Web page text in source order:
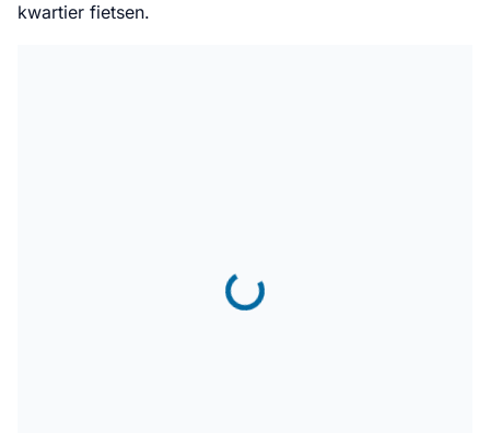
kwartier fietsen.